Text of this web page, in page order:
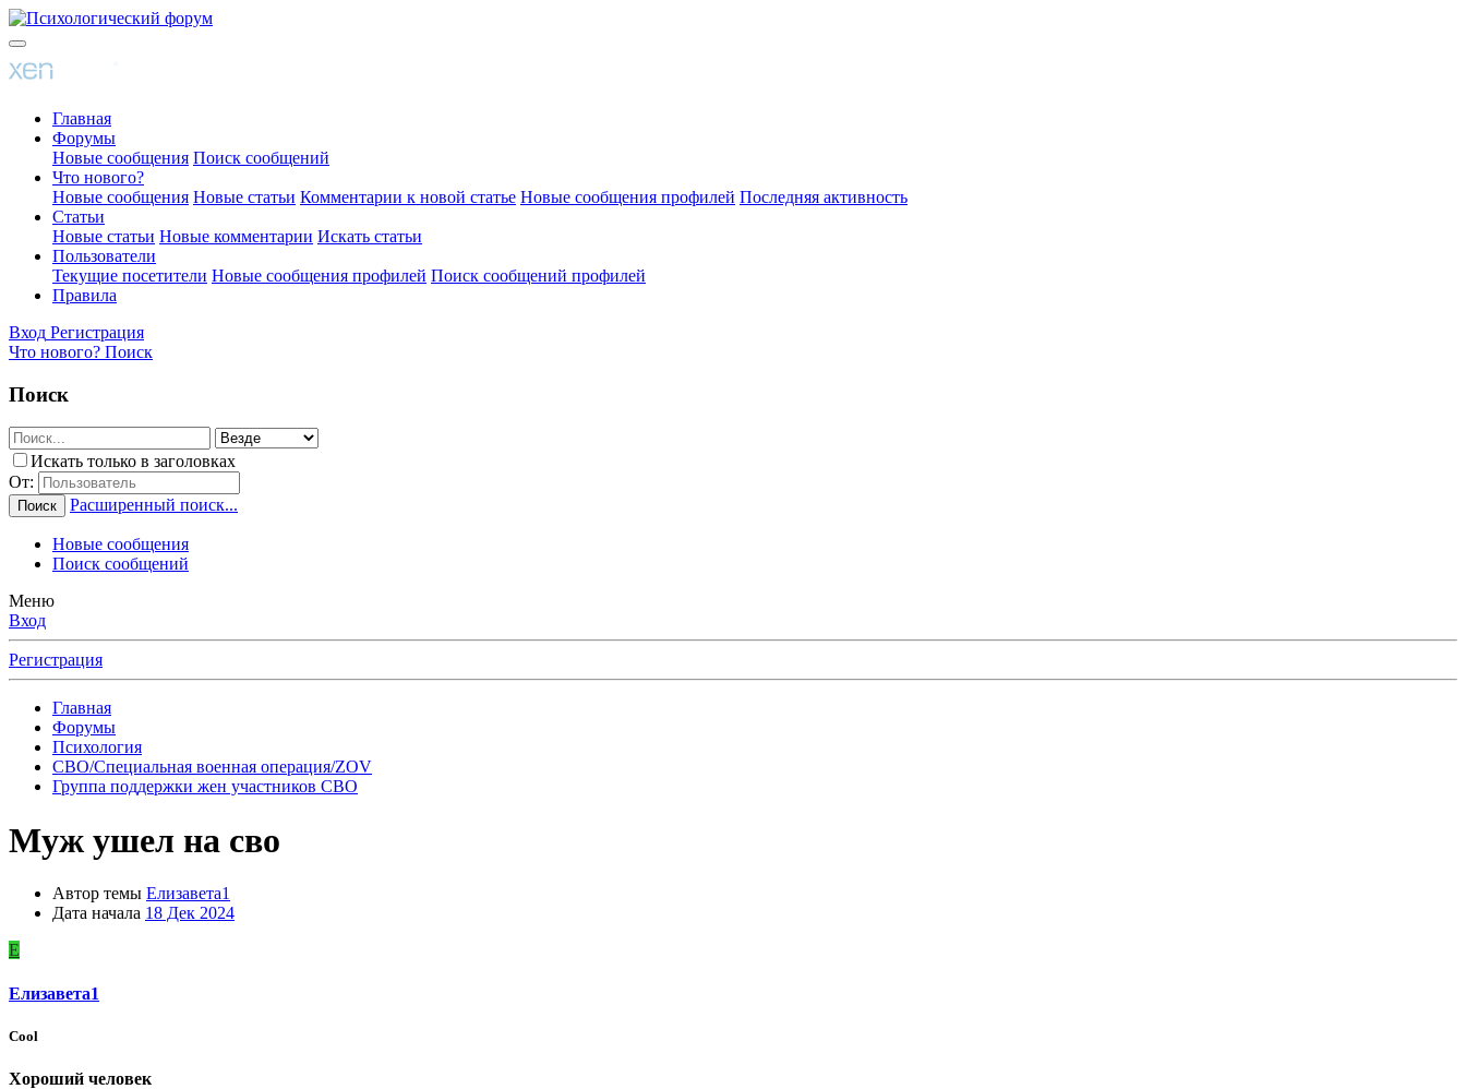
Главная
Форумы
Новые сообщения Поиск сообщений
Что нового?
Новые сообщения Новые статьи Комментарии к новой статье Новые сообщения профилей Последняя активность
Статьи
Новые статьи Новые комментарии Искать статьи
Пользователи
Текущие посетители Новые сообщения профилей Поиск сообщений профилей
Правила
Вход Регистрация
Что нового? Поиск
Поиск
Искать только в заголовках
От:
Поиск Расширенный поиск...
Новые сообщения
Поиск сообщений
Меню
Вход
Регистрация
Главная
Форумы
Психология
СВО/Специальная военная операция/ZOV
Группа поддержки жен участников СВО
Муж ушел на сво
Автор темы Елизавета1
Дата начала 18 Дек 2024
Е
Елизавета1
Cool
Хороший человек